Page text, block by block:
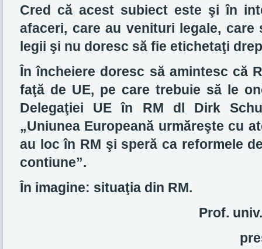
Cred că acest subiect este şi în
afaceri, care au venituri legale, care
legii şi nu doresc să fie etichetaţi
În încheiere doresc să amintesc că
faţă de UE, pe care trebuie să le
Delegaţiei UE în RM dl Dirk
„Uniunea Europeană urmăreşte cu
au loc în RM şi speră ca reformele
contiune”.
În imagine: situaţia din RM.
Prof.